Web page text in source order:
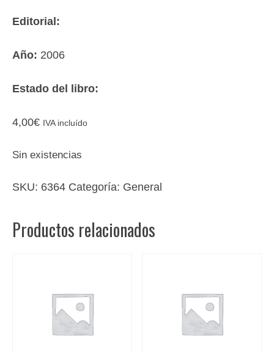
Editorial:
Año: 2006
Estado del libro:
4,00€ IVA incluído
Sin existencias
SKU: 6364 Categoría: General
Productos relacionados